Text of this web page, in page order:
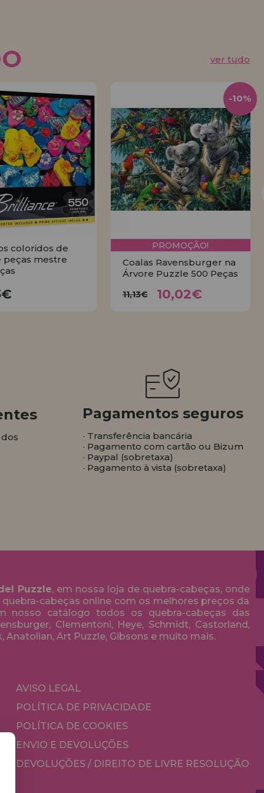
ver tudo
coloridos de
peças mestre
PROMOÇÃO!
Coalas Ravensburger na
Árvore Puzzle 500 Peças
11,13€ 10,02€
-10%
Pagamentos seguros
· Transferência bancária
· Pagamento com cartão ou Bizum
· Paypal (sobretaxa)
· Pagamento à vista (sobretaxa)
Puzzle, em nossa loja de quebra-cabeças, onde
cabeças online com os melhores preços da
nosso catálogo todos os quebra-cabeças das
Clementoni, Heye, Schmidt, Castorland,
Anatolian, Art Puzzle, Gibsons e muito mais.
AVISO LEGAL
POLÍTICA DE PRIVACIDADE
POLÍTICA DE COOKIES
ENVIO E DEVOLUÇÕES
DEVOLUÇÕES / DIREITO DE LIVRE RESOLUÇÃO